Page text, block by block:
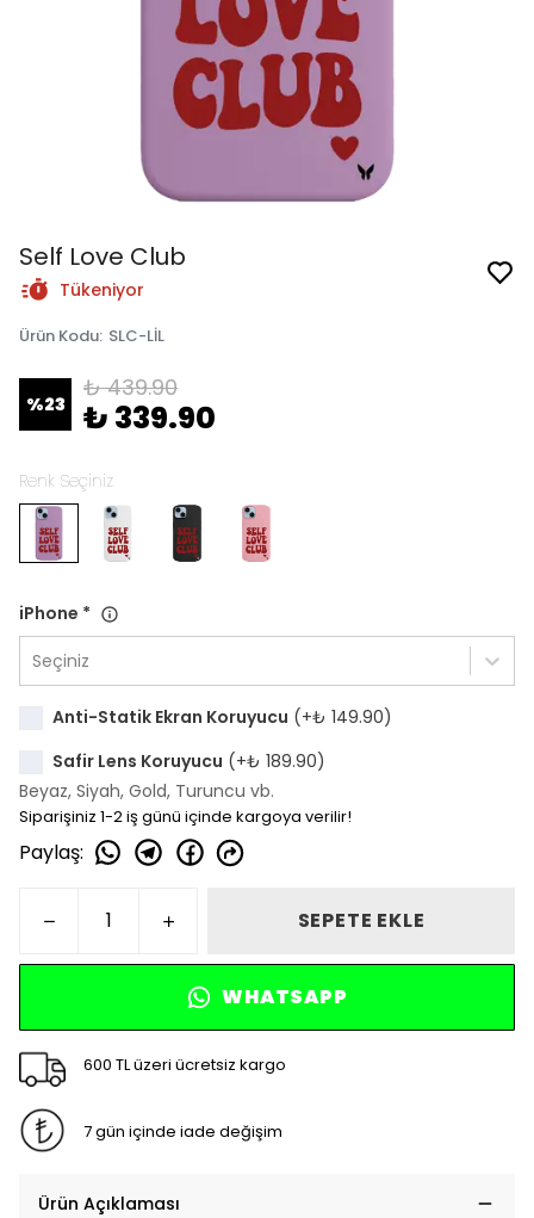
Self Love Club
Tükeniyor
Ürün Kodu: SLC-LİL
%23
₺ 439.90
₺ 339.90
Renk Seçiniz
iPhone *
Seçiniz
Anti-Statik Ekran Koruyucu (+₺ 149.90)
Safir Lens Koruyucu (+₺ 189.90)
Beyaz, Siyah, Gold, Turuncu vb.
Siparişiniz 1-2 iş günü içinde kargoya verilir!
Paylaş:
SEPETE EKLE
WHATSAPP
600 TL üzeri ücretsiz kargo
7 gün içinde iade değişim
Ürün Açıklaması